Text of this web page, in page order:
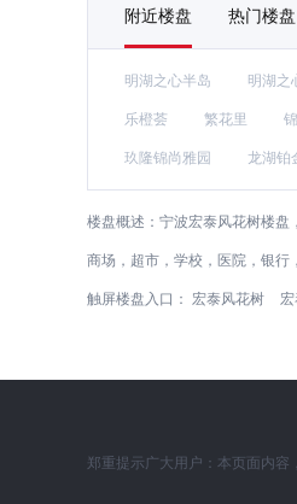
附近楼盘 热门楼盘
明湖之心半岛 明湖之
乐橙荟 繁花里
玖隆锦尚雅园 龙湖铂
楼盘概述： 宁波宏泰风花树楼盘
商场，超市，学校，医院，银行
触屏楼盘入口： 宏泰风花树
郑重提示广大用户：本页面内